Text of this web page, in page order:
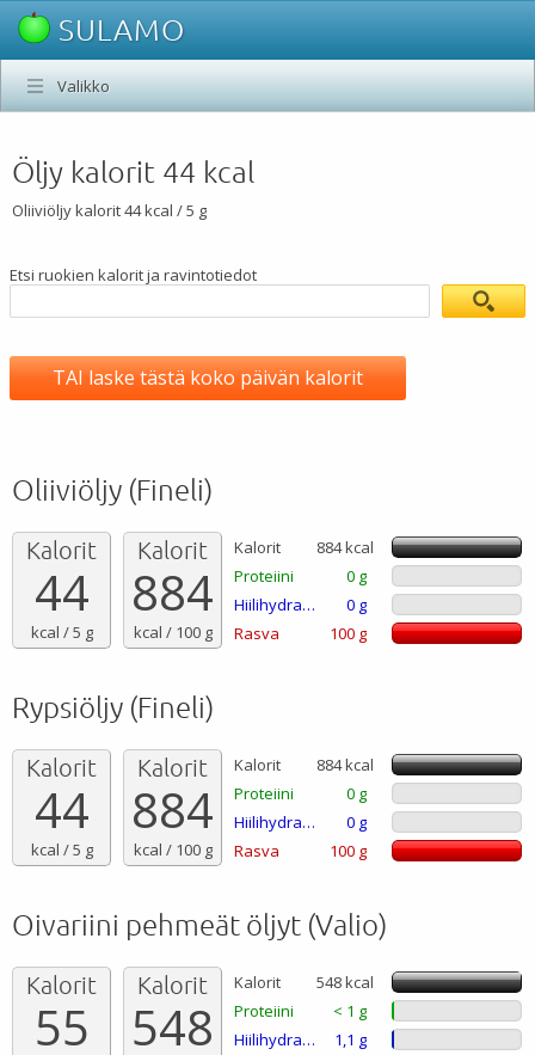
SULAMO
Valikko
Öljy kalorit 44 kcal
Oliiviöljy kalorit 44 kcal / 5 g
Etsi ruokien kalorit ja ravintotiedot
TAI laske tästä koko päivän kalorit
Oliiviöljy (Fineli)
Kalorit
44
kcal / 5 g
Kalorit
884
kcal / 100 g
Kalorit
884 kcal
Proteiini
0 g
Hiilihydraatti
0 g
Rasva
100 g
Rypsiöljy (Fineli)
Kalorit
44
kcal / 5 g
Kalorit
884
kcal / 100 g
Kalorit
884 kcal
Proteiini
0 g
Hiilihydraatti
0 g
Rasva
100 g
Oivariini pehmeät öljyt (Valio)
Kalorit
55
Kalorit
548
Kalorit
548 kcal
Proteiini
< 1 g
Hiilihydraatti
1,1 g